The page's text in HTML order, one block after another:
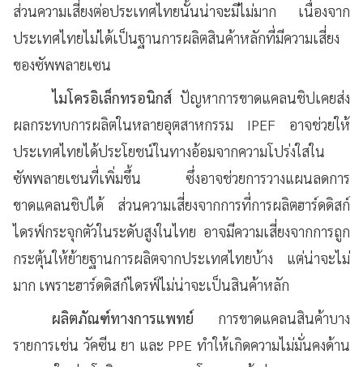
ส่วนความเสี่ยงต่อประเทศไทยนั้นน่าจะมีไม่มาก เนื่องจาก
ประเทศไทยไม่ได้เป็นฐานการผลิตสินค้าหลักที่มีความเสี่ยง
ของซัพพลายเซน
ไมโครอิเล็กทรอนิกส์ ปัญหาการขาดแคลนชิปเคยส่ง
ผลกระทบการผลิตในหลายอุตสาหกรรม IPEF อาจช่วยให้
ประเทศไทยได้ประโยชน์ในทางอ้อมจากความโปร่งใสใน
ซัพพลายเชนที่เพิ่มขึ้น ซึ่งอาจช่วยการวางแผนลดการ
ขาดแคลนชิปได้ ส่วนความเสี่ยงจากการที่การผลิตฮาร์ดดิสก์
ไดรฟ์กระจุกตัวในระดับสูงในไทย อาจมีความเสี่ยงจากการถูก
กระตุ้นให้ย้ายฐานการผลิตจากประเทศไทยบ้าง แต่น่าจะไม่
มาก เพราะฮาร์ดดิสก์ไดรฟ์ไม่น่าจะเป็นสินค้าหลัก
ผลิตภัณฑ์ทางการแพทย์ การขาดแคลนสินค้าบาง
รายการเช่น วัคซีน ยา และ PPE ทำให้เกิดความไม่มั่นคงด้าน